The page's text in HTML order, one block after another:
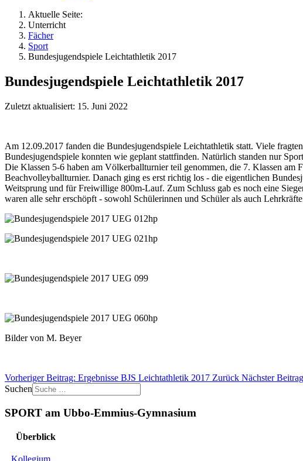
Aktuelle Seite:
Unterricht
Fächer
Sport
Bundesjugendspiele Leichtathletik 2017
Bundesjugendspiele Leichtathletik 2017
Zuletzt aktualisiert: 15. Juni 2022
Am 12.09.2017 fanden die Bundesjugendspiele Leichtathletik statt. Viele
Bundesjugendspiele konnten wie geplant stattfinden. Natürlich standen nur
Die Klassen 5-6 haben am Völkerballturnier teil genommen, die 7. Klassen am
Beachvolleyballturnier. Danach ging es erst richtig los - die eigentlichen
Weitsprung und für Freiwillige 800m-Lauf. Zum Schluss gab es noch eine
waren alle sehr erschöpft - sowohl Schülerinnen und Schüler als auch
Bilder von M. Beyer
Vorheriger Beitrag: Ergebnisse BJS Leichtathletik 2017 Zurück Nächster
Suchen
SPORT am Ubbo-Emmius-Gymnasium
Überblick